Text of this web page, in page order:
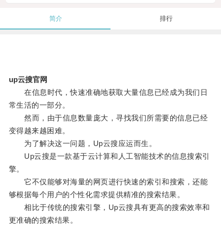
简介 排行
up云搜官网
在信息时代，快速准确地获取大量信息已经成为我们日
常生活的一部分。
然而，由于信息数量庞大，寻找我们所需要的信息已经
变得越来越困难。
为了解决这一问题，Up云搜应运而生。
Up云搜是一款基于云计算和人工智能技术的信息搜索引
擎。
它不仅能够对海量的网页进行快速的索引和搜索，还能
够根据每个用户的个性化需求提供精准的搜索结果。
相比于传统的搜索引擎，Up云搜具有更高的搜索效率和
更准确的搜索结果。